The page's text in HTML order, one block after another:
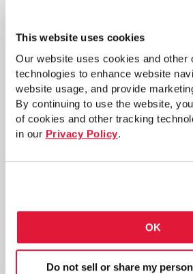
This website uses cookies
Our website uses cookies and other
technologies to enhance website
website usage, and provide
By continuing to use the website,
of cookies and other tracking
in our Privacy Policy.
OK
Do not sell or share my
y estructuras en
abierto en el piso es
Más información sobre